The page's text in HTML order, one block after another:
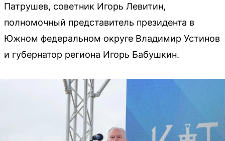
Патрушев, советник Игорь Левитин,
полномочный представитель президента в
Южном федеральном округе Владимир Устинов
и губернатор региона Игорь Бабушкин.